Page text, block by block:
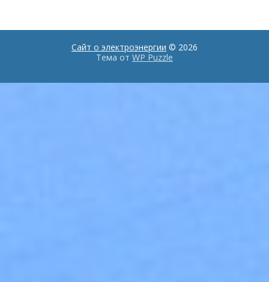
Сайт о электроэнергии © 2026
Тема от WP Puzzle